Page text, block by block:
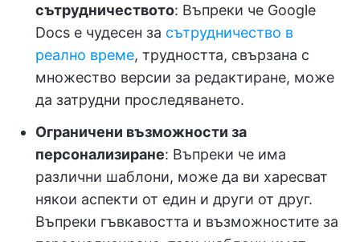
сътрудничеството: Въпреки че Google
Docs е чудесен за сътрудничество в
реално време, трудността, свързана с
множество версии за редактиране, може
да затрудни проследяването.
Ограничени възможности за
персонализиране: Въпреки че има
различни шаблони, може да ви харесват
някои аспекти от един и други от друг.
Въпреки гъвкавостта и възможностите за